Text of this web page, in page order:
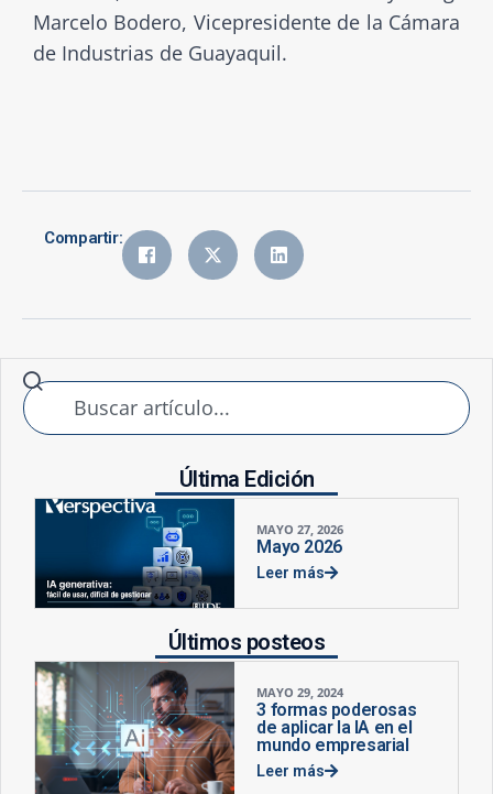
Marcelo Bodero, Vicepresidente de la Cámara
de Industrias de Guayaquil.
Compartir:
Última Edición
MAYO 27, 2026
Mayo 2026
Leer más
Últimos posteos
MAYO 29, 2024
3 formas poderosas
de aplicar la IA en el
mundo empresarial
Leer más